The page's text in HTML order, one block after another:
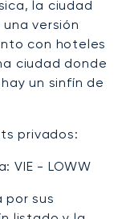
la ciudad
versión
con hoteles
ciudad donde
un sinfín de
privados:
VIE - LOWW
por sus